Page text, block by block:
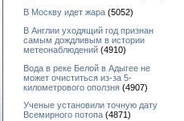
В Москву идет жара (5052)
В Англии уходящий год признан
самым дождливым в истории
метеонаблюдений (4910)
Вода в реке Белой в Адыгее не
может очиститься из-за 5-
километрового оползня (4907)
Ученые установили точную дату
Всемирного потопа (4871)